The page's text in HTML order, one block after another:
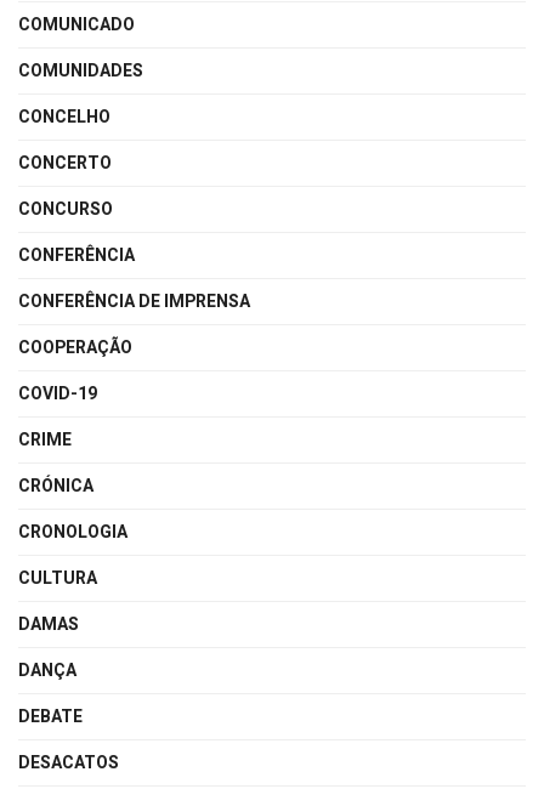
COMUNICADO
COMUNIDADES
CONCELHO
CONCERTO
CONCURSO
CONFERÊNCIA
CONFERÊNCIA DE IMPRENSA
COOPERAÇÃO
COVID-19
CRIME
CRÓNICA
CRONOLOGIA
CULTURA
DAMAS
DANÇA
DEBATE
DESACATOS